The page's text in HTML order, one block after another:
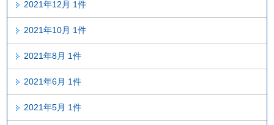
2021年12月 1件
2021年10月 1件
2021年8月 1件
2021年6月 1件
2021年5月 1件